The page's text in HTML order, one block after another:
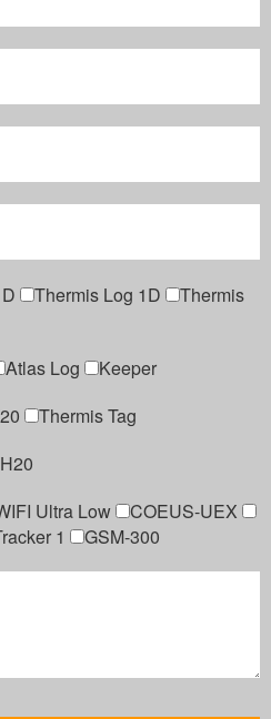
Thermis Log 1D
Thermis
Atlas Log
Keeper
Thermis Tag
Ultra Low
COEUS-UEX
1 GSM-300